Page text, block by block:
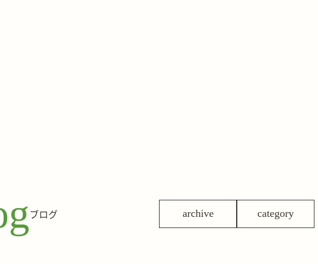
ブログ archive category